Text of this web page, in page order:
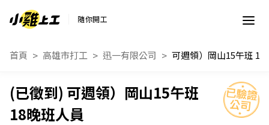
隨你開工
首頁 高雄市打工 迅一有限公司
可週領）岡山15午班
18晚班人員